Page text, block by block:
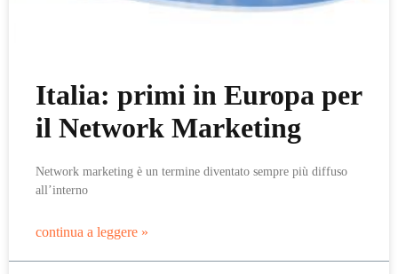
Italia: primi in Europa per
il Network Marketing
Network marketing è un termine diventato sempre più diffuso
all’interno
continua a leggere »